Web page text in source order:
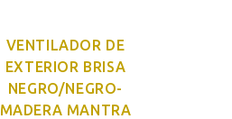
VENTILADOR DE
EXTERIOR BRISA
NEGRO/NEGRO-
MADERA MANTRA